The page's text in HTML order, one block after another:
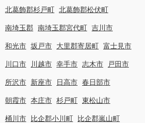
北葛飾郡杉戸町 北葛飾郡松伏町
南埼玉郡 南埼玉郡宮代町 吉川市
和光市 坂戸市 大里郡寄居町 富士見市
川口市 川越市 幸手市 志木市 戸田市
所沢市 新座市 日高市 春日部市
朝霞市 本庄市 杉戸町 東松山市
桶川市 比企郡小川町 比企郡嵐山町